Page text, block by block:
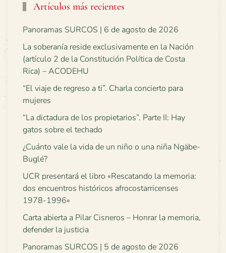
Artículos más recientes
Panoramas SURCOS | 6 de agosto de 2026
La soberanía reside exclusivamente en la Nación
(artículo 2 de la Constitución Política de Costa
Rica) – ACODEHU
“El viaje de regreso a ti”. Charla concierto para
mujeres
“La dictadura de los propietarios”. Parte II: Hay
gatos sobre el techado
¿Cuánto vale la vida de un niño o una niña Ngäbe-
Buglé?
UCR presentará el libro «Rescatando la memoria:
dos encuentros históricos afrocostarricenses
1978-1996»
Carta abierta a Pilar Cisneros – Honrar la memoria,
defender la justicia
Panoramas SURCOS | 5 de agosto de 2026